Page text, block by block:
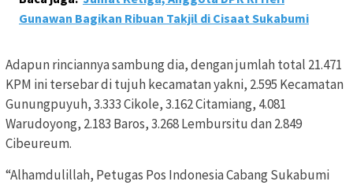
Gunawan Bagikan Ribuan Takjil di Cisaat Sukabumi
Adapun rinciannya sambung dia, dengan jumlah total 21.471
KPM ini tersebar di tujuh kecamatan yakni, 2.595 Kecamatan
Gunungpuyuh, 3.333 Cikole, 3.162 Citamiang, 4.081
Warudoyong, 2.183 Baros, 3.268 Lembursitu dan 2.849
Cibeureum.
“Alhamdulillah, Petugas Pos Indonesia Cabang Sukabumi